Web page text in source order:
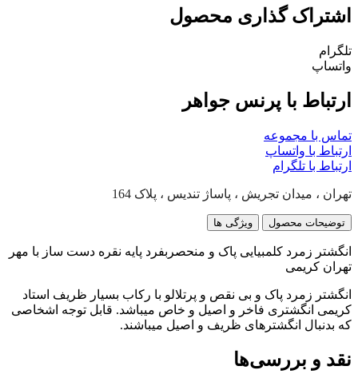
اشتراک گذاری محصول
تلگرام
واتساپ
ارتباط با پرنس جواهر
تماس با مجموعه
ارتباط با واتساپ
ارتباط با تلگرام
تهران ، میدان تجریش ، پاساژ تندیس ، پلاک 164
توضیحات محصول ویژگی ها
انگشتر زمرد کلمبیایی پاک و منحصربفرد پایه نقره دست ساز با مهر
تهران کریمی
انگشتر زمرد پاک و بی نقص و پرتلالو با رکاب بسیار ظریف استاد
کریمی انگشتری فاخر و اصیل و خاص میباشد. قابل توجه اشخاصی
که بدنبال انگشترهای ظریف و اصیل میباشند.
نقد و بررسی‌ها